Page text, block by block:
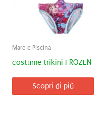
Mare e Piscina
costume trikini FROZEN
Scopri di più